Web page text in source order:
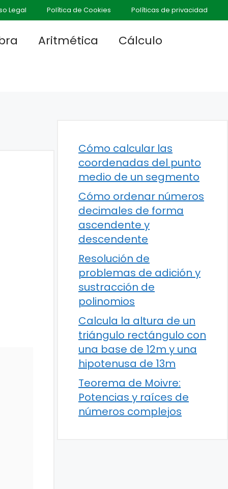
Legal Política de Cookies Políticas de privacidad
Aritmética
Cálculo
Cómo calcular las
coordenadas del punto
medio de un segmento
Cómo ordenar números
decimales de forma
ascendente y
descendente
Resolución de
problemas de adición y
sustracción de
polinomios
Calcula la altura de un
triángulo rectángulo con
una base de 12m y una
hipotenusa de 13m
Teorema de Moivre:
Potencias y raíces de
números complejos